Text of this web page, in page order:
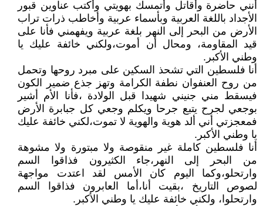
أنني حاضرة وأقاتل وأتمسك بهويتي وأكتب عناوين قبور
اﻷجداد باللغة العربية وبأسماء عربية وأخاطب ذرات تراب
اﻷرض من البحر إلى النهر بلغة عربية ويفهمني فأنا على
قيد المقاومة، ومحال أن أموت،ولكني خائفة عليك يا
وطني اﻷكبر.
أنا فلسطين التي تشحذ السكين على مبرد روحها وتحمل
من روح العنفوان نطفة الكرامة وتهز جذع ضمير الكون
فيسقط مني جنيني شهيدا قبل الولادة ،فأنا اﻷم أشير
بوجعي لجرح يتبع جرحا ويكلم وجعي كل جبابرة اﻷرض
فمعجزتي أني ألد هوية والهوية لا تموت،لكني خائفة عليك
يا وطني اﻷكبر.
أنا فلسطين كاملة غير منقوصة ولا مبتورة ولا مشوهة
من البحر إلى النهر،جاء الكثيرون فذاقوا السم
وارتحلو،وكما اليوم كان اﻷمس لقد اعتدت مواجهة
لصوص التاريخ ،بقيت أنا،أما العابرون فذاقوا السم
وارتحلوا، ولكني خائفة عليك يا وطني اﻷكبر.